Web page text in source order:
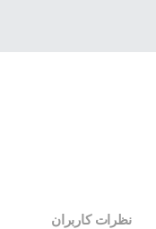
نظرات کاربران